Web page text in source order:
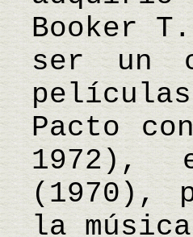
Booker
ser un
Pacto
1972),
(1970),
la